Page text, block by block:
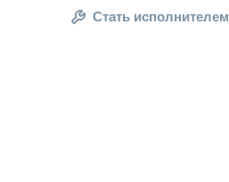
Стать исполнителем